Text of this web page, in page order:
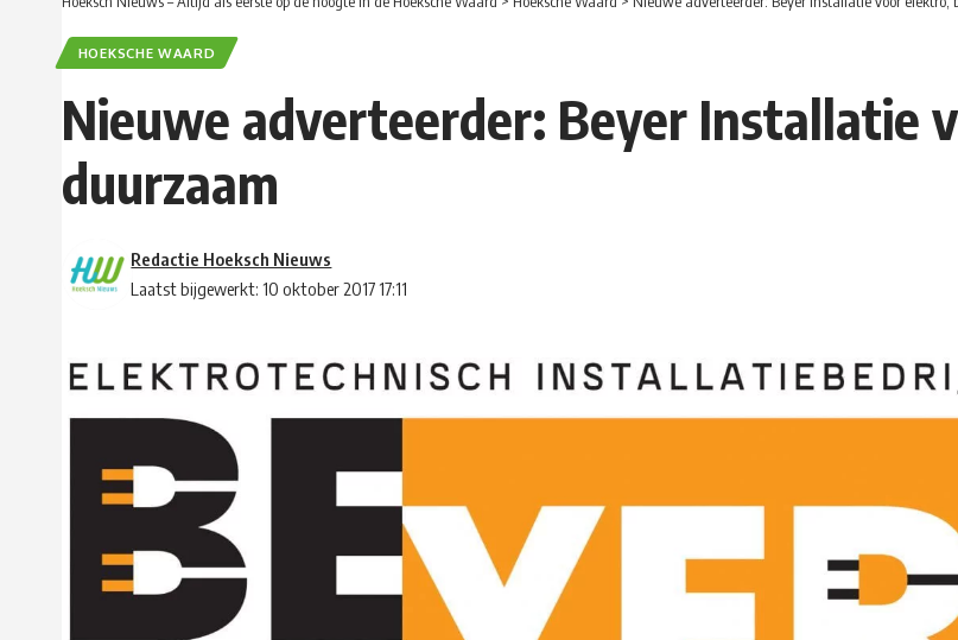
HOEKSCHE WAARD
Nieuwe adverteerder: Beyer Installatie
duurzaam
Laatst bijgewerkt: 10 oktober 2017 17:11
Redactie Hoeksch Nieuws